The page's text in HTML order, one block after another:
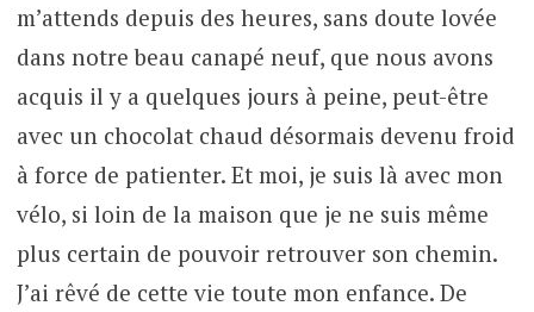
m’attends depuis des heures, sans doute lovée
dans notre beau canapé neuf, que nous avons
acquis il y a quelques jours à peine, peut-être
avec un chocolat chaud désormais devenu froid
à force de patienter. Et moi, je suis là avec mon
vélo, si loin de la maison que je ne suis même
plus certain de pouvoir retrouver son chemin.
J’ai rêvé de cette vie toute mon enfance. De